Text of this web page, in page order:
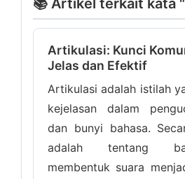
📚 Artikel terkait kata
Artikulasi: Kunci
Jelas dan Efektif
Artikulasi adalah istilah
kejelasan dalam
dan bunyi bahasa.
adalah tentang
membentuk suara